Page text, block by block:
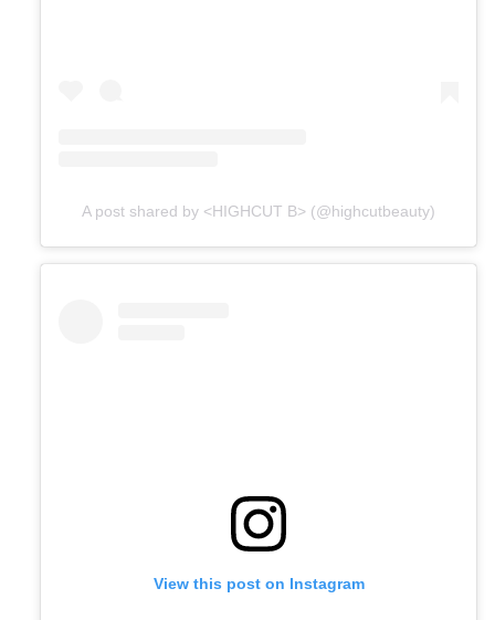
A post shared by <HIGHCUT B> (@highcutbeauty)
View this post on Instagram